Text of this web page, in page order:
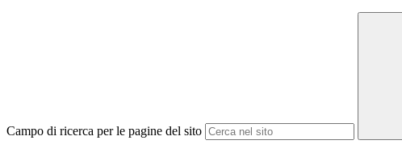
Campo di ricerca per le pagine del sito